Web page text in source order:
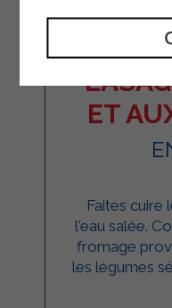
ET
Faites cuire
l'eau salée.
fromage
les légumes